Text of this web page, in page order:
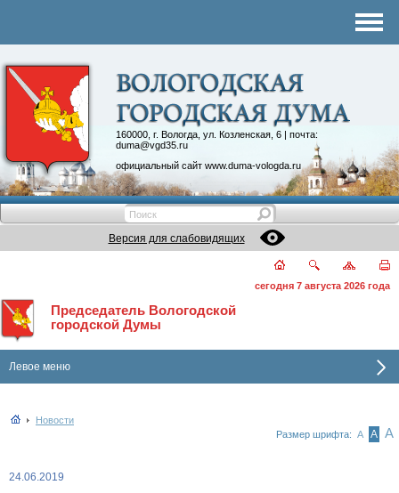
160000, г. Вологда, ул. Козленская, 6 | почта:
duma@vgd35.ru
официальный сайт www.duma-vologda.ru
Контакты
Депутатские объединения
Версия для слабовидящих
сегодня 7 августа 2026 года
Председатель Вологодской
городской Думы
Левое меню
Новости
Размер шрифта: А А А
24.06.2019